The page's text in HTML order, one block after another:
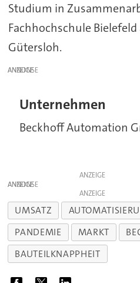
Studium in
Fachhochschule
Gütersloh.
ANZEIGE
Unternehmen
Beckhoff Automation
ANZEIGE
ANZEIGE
ANZEIGE
UMSATZ
PANDEMIE
MARKT
BAUTEILKNAPPHEIT